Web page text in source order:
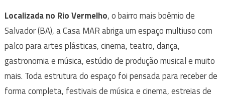
Localizada no Rio Vermelho, o bairro mais boêmio de
Salvador (BA), a Casa MAR abriga um espaço multiuso com
palco para artes plásticas, cinema, teatro, dança,
gastronomia e música, estúdio de produção musical e muito
mais. Toda estrutura do espaço foi pensada para receber de
forma completa, festivais de música e cinema, estreias de